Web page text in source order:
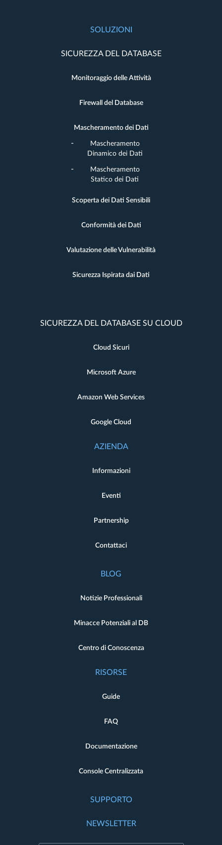
SOLUZIONI
SICUREZZA DEL DATABASE
Monitoraggio delle Attività
Firewall del Database
Mascheramento dei Dati
Mascheramento
Dinamico dei Dati
Mascheramento
Statico dei Dati
Scoperta dei Dati Sensibili
Conformità dei Dati
Valutazione delle Vulnerabilità
Sicurezza Ispirata dai Dati
SICUREZZA DEL DATABASE SU CLOUD
Cloud Sicuri
Microsoft Azure
Amazon Web Services
Google Cloud
AZIENDA
Informazioni
Eventi
Partnership
Contattaci
BLOG
Notizie Professionali
Minacce Potenziali al DB
Centro di Conoscenza
RISORSE
Guide
FAQ
Documentazione
Console Centralizzata
SUPPORTO
NEWSLETTER